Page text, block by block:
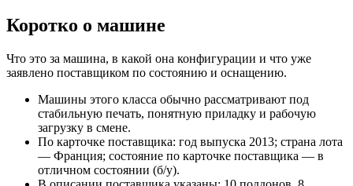
Коротко о машине
Что это за машина, в какой она конфигурации и что уже
заявлено поставщиком по состоянию и оснащению.
Машины этого класса обычно рассматривают под
стабильную печать, понятную приладку и рабочую
загрузку в смене.
По карточке поставщика: год выпуска 2013; страна лота
— Франция; состояние по карточке поставщика — в
отличном состоянии (б/у).